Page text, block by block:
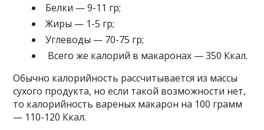
Белки — 9-11 гр;
Жиры — 1-5 гр;
Углеводы — 70-75 гр;
Всего же калорий в макаронах — 350 Ккал.
Обычно калорийность рассчитывается из массы
сухого продукта, но если такой возможности нет,
то калорийность вареных макарон на 100 грамм
— 110-120 Ккал.